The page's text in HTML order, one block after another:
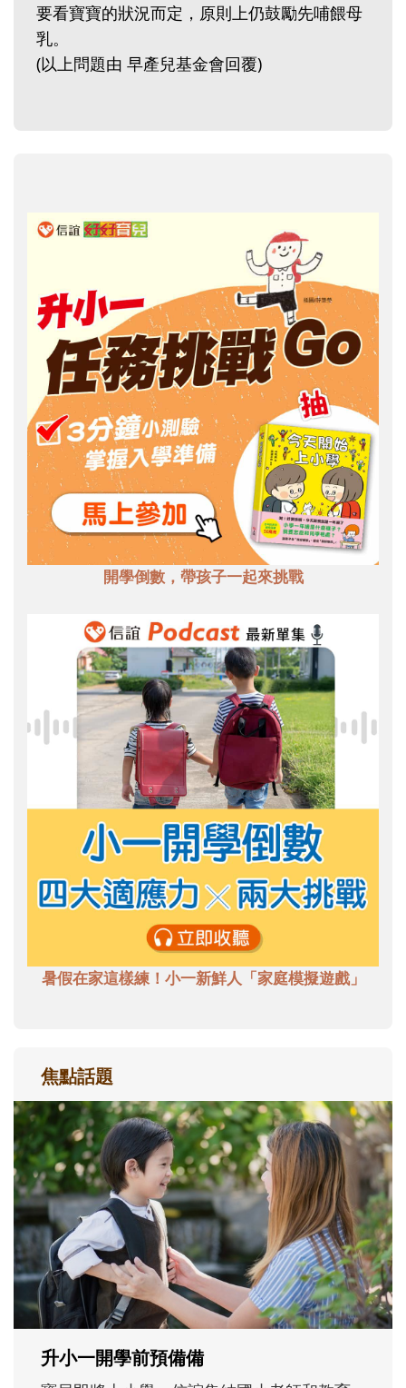
要看寶寶的狀況而定，原則上仍鼓勵先哺餵母
乳。
(以上問題由 早產兒基金會回覆)
開學倒數，帶孩子一起來挑戰
暑假在家這樣練！小一新鮮人「家庭模擬遊戲」
焦點話題
和孩子一起長大的那個男人│讀懂父親的
不同模樣
沒有人天生就擅長當爸爸！男人總是在一次
次「前所未有」的體驗中，跟著孩子一起長
大。從給予安全感的肢體遊戲，到獨立自
主、角色認同及解決問題的能力養成。爸爸
正嘗試用不同的模樣，參與孩子每個重要的